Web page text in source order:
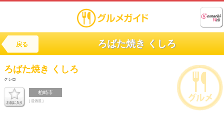
戻る ろばた焼き くしろ
ろばた焼き くしろ
クシロ
柏崎市
[ 居酒屋 ]